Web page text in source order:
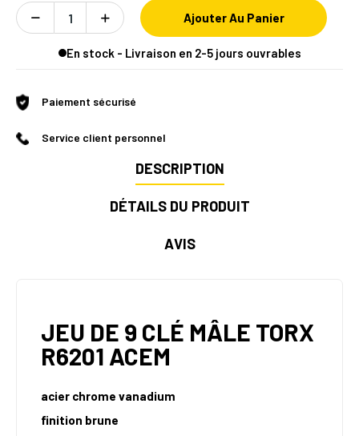
Ajouter Au Panier
En stock - Livraison en 2-5 jours ouvrables
Paiement sécurisé
Service client personnel
DESCRIPTION
DÉTAILS DU PRODUIT
AVIS
JEU DE 9 CLÉ MÂLE TORX
R6201 ACEM
acier chrome vanadium
finition brune